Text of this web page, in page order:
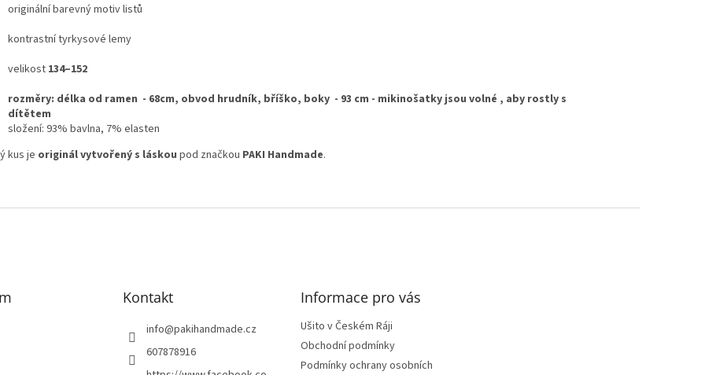
originální barevný motiv listů
kontrastní tyrkysové lemy
velikost 134–152
rozměry: délka od ramen - 68cm, obvod hrudník, bříško, boky - 93 cm - mikinošatky jsou volné , aby rostly s
dítětem
složení: 93% bavlna, 7% elasten
kus je originál vytvořený s láskou pod značkou PAKI Handmade.
Kontakt
info@pakihandmade.cz
607878916
Informace pro vás
Ušito v Českém Ráji
Obchodní podmínky
Podmínky ochrany osobních